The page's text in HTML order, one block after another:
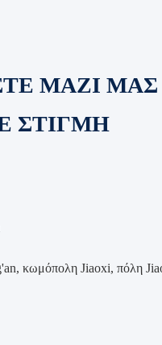
ΜΑΖΙ ΜΑΣ
ΣΤΙΓΜΗ
κωμόπολη Jiaoxi, πόλη